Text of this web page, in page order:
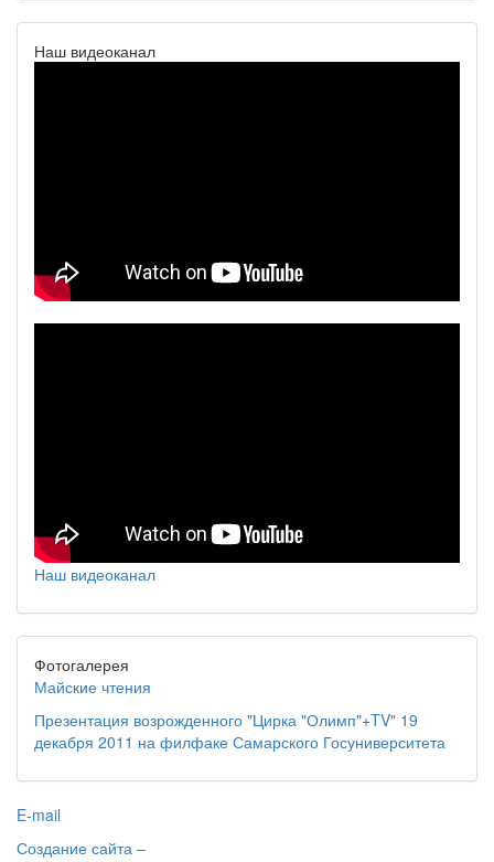
Наш видеоканал
Наш видеоканал
Фотогалерея
Майские чтения
Презентация возрожденного "Цирка "Олимп"+TV" 19
декабря 2011 на филфаке Самарского Госуниверситета
E-mail
Создание сайта –